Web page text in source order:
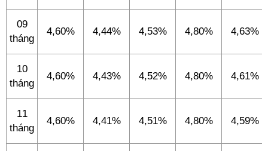
09
tháng
4,60% 4,44% 4,53% 4,80% 4,63%
10
tháng
4,60% 4,43% 4,52% 4,80% 4,61%
11
tháng
4,60% 4,41% 4,51% 4,80% 4,59%